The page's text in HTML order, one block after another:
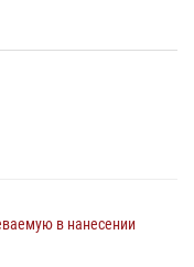
в нанесении